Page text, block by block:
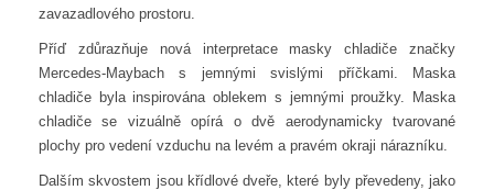
zavazadlového prostoru.
Příď zdůrazňuje nová interpretace masky chladiče značky
Mercedes-Maybach s jemnými svislými příčkami. Maska
chladiče byla inspirována oblekem s jemnými proužky. Maska
chladiče se vizuálně opírá o dvě aerodynamicky tvarované
plochy pro vedení vzduchu na levém a pravém okraji nárazníku.
Dalším skvostem jsou křídlové dveře, které byly převedeny, jako